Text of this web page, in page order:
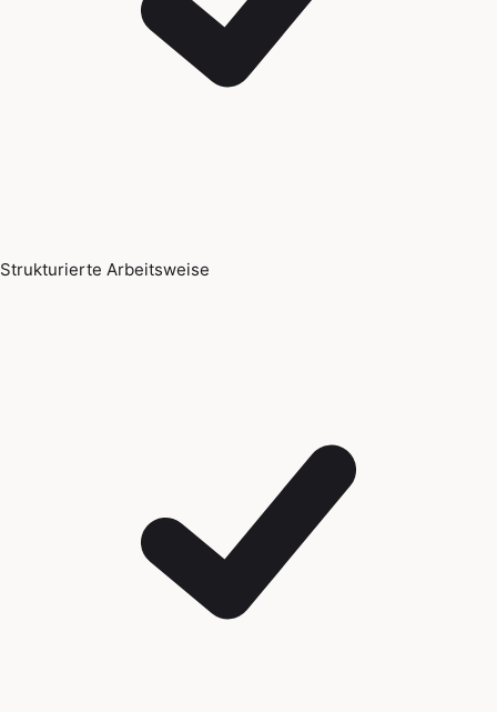
Strukturierte Arbeitsweise